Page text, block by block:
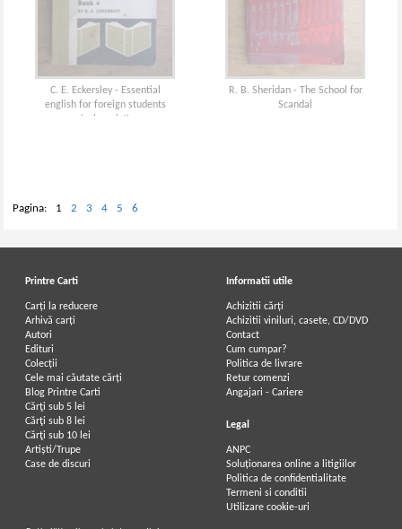
C. E. Eckersley - Essential
english for foreign students
(volumul 4)
R. B. Sheridan - The School for
Scandal
Pagina: 1 2 3 4 5 6
Printre Carti
Carți la reducere
Arhivă carți
Autori
Edituri
Colecții
Cele mai căutate cărți
Blog Printre Carti
Cărţi sub 5 lei
Cărţi sub 8 lei
Cărţi sub 10 lei
Artiști/Trupe
Case de discuri
Informatii utile
Achizitii cărți
Achizitii viniluri, casete, CD/DVD
Contact
Cum cumpar?
Politica de livrare
Retur comenzi
Angajari - Cariere
Legal
ANPC
Soluționarea online a litigiilor
Politica de confidentialitate
Termeni si conditii
Utilizare cookie-uri